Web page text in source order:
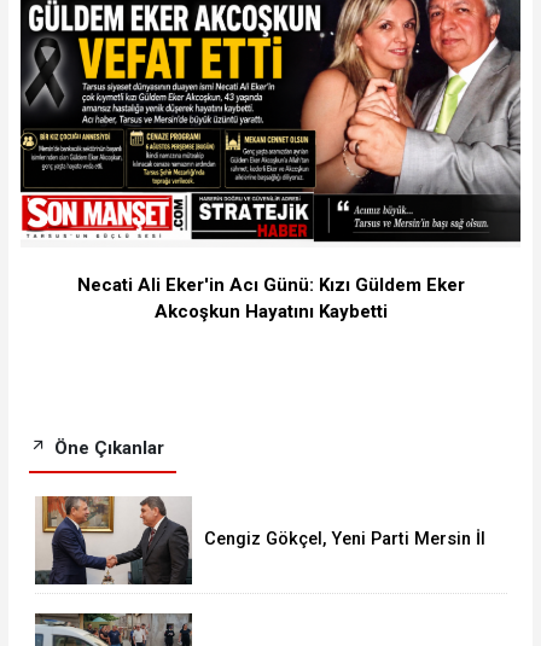
Necati Ali Eker'in Acı Günü: Kızı Güldem Eker
Akcoşkun Hayatını Kaybetti
Öne Çıkanlar
Cengiz Gökçel, Yeni Parti Mersin İl